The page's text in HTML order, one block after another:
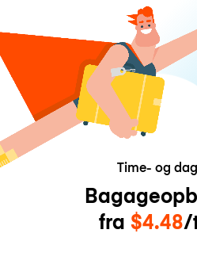
Time- og
fra $4.48/